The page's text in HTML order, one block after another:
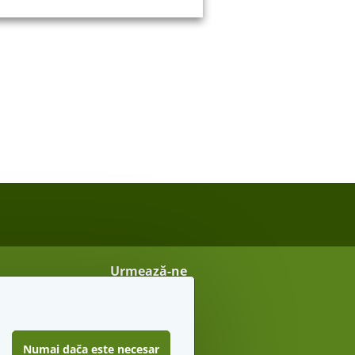
Urmează-ne
Vreau sfaturi secrete
Numai dača este necesar